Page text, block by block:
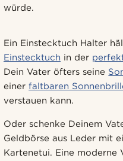
würde.
Ein Einstecktuch Halter
Einstecktuch in der
Dein Vater öfters seine
einerfaltbaren
verstauen kann.
Oder schenke Deinem
Geldbörse aus Leder mit
Kartenetui. Eine moderne